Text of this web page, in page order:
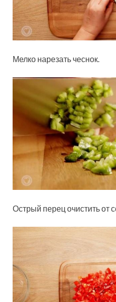
Мелко нарезать чеснок.
Острый перец очистить от